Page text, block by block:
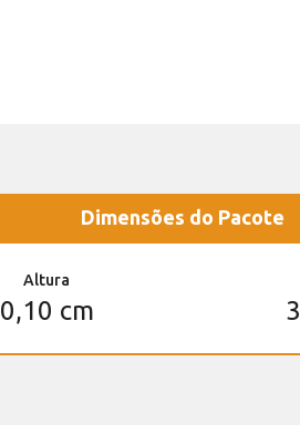
Dimensões do Pacote
Altura
0,10 cm